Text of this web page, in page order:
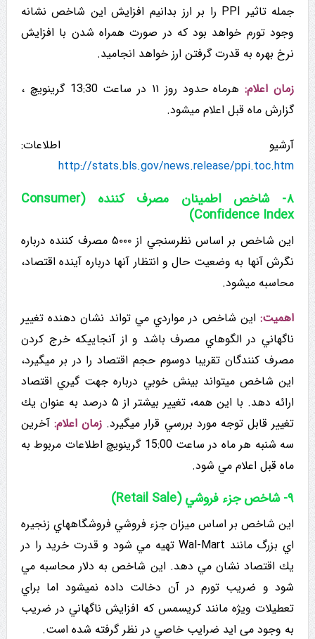
جمله تاثير PPI را بر ارز بدانیم افزایش این شاخص نشانه
وجود تورم خواهد بود که در صورت همراه شدن با افزایش
نرخ بهره به قدرت گرفتن ارز خواهد انجامید.
زمان اعلام:
هرماه حدود روز ۱۱ در ساعت 13:30 گرینویچ ،
گزارش ماه قبل اعلام میشود.
آرشیو اطلاعات:
http://stats.bls.gov/news.release/ppi.toc.htm
۸- شاخص اطمینان مصرف کننده (Consumer
Confidence Index)
این شاخص بر اساس نظرسنجي از ۵۰۰۰ مصرف کننده درباره
نگرش آنها به وضعیت حال و انتظار آنها درباره آینده اقتصاد،
محاسبه میشود.
اهمیت: این شاخص در مواردي مي تواند نشان دهنده تغییر
ناگهاني در الگوهاي مصرف باشد و از آنجاییکه خرج کردن
مصرف کنندگان تقریبا دوسوم حجم اقتصاد را در بر میگیرد،
این شاخص میتواند بینش خوبي درباره جهت گیري اقتصاد
ارائه دهد. با این همه، تغییر بیشتر از ۵ درصد به عنوان يك
تغيير قابل توجه مورد بررسي قرار میگیرد. زمان اعلام:آخرین
سه شنبه هر ماه در ساعت 15:00 گرینویچ اطلاعات مربوط به
ماه قبل اعلام مي شود.
۹- شاخص جزء فروشي (Retail Sale)
این شاخص بر اساس میزان جزء فروشي فروشگاههاي زنجيره
اي بزرگ مانند Wal-Mart تهيه مي شود و قدرت خرید را در
يك اقتصاد نشان مي دهد. این شاخص به دلار محاسبه مي
شود و ضریب تورم در آن دخالت داده نمیشود اما براي
تعطيلات ویژه مانند کریسمس که افزایش ناگهاني در ضریب
به وجود می اید ضرایب خاصي در نظر گرفته شده است.